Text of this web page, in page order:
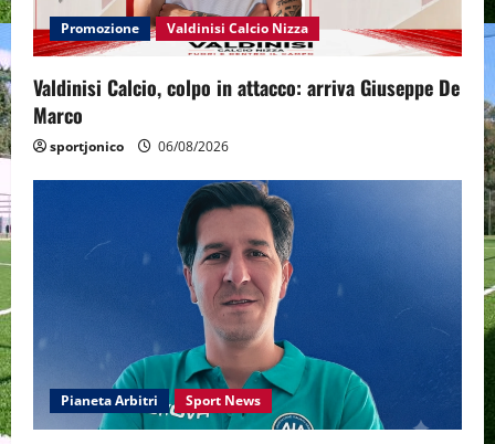
Promozione Valdinisi Calcio Nizza
Valdinisi Calcio, colpo in attacco: arriva Giuseppe De
Marco
sportjonico 06/08/2026
Pianeta Arbitri Sport News